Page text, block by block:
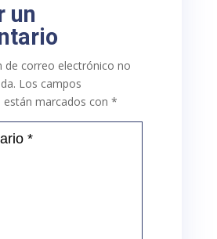
un
de correo electrónico no
Los campos
marcados con *